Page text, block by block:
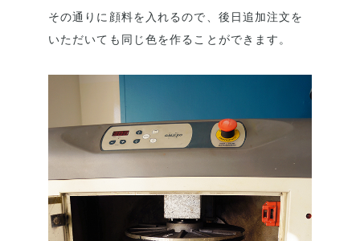
その通りに顔料を入れるので、後日追加注文を
いただいても同じ色を作ることができます。